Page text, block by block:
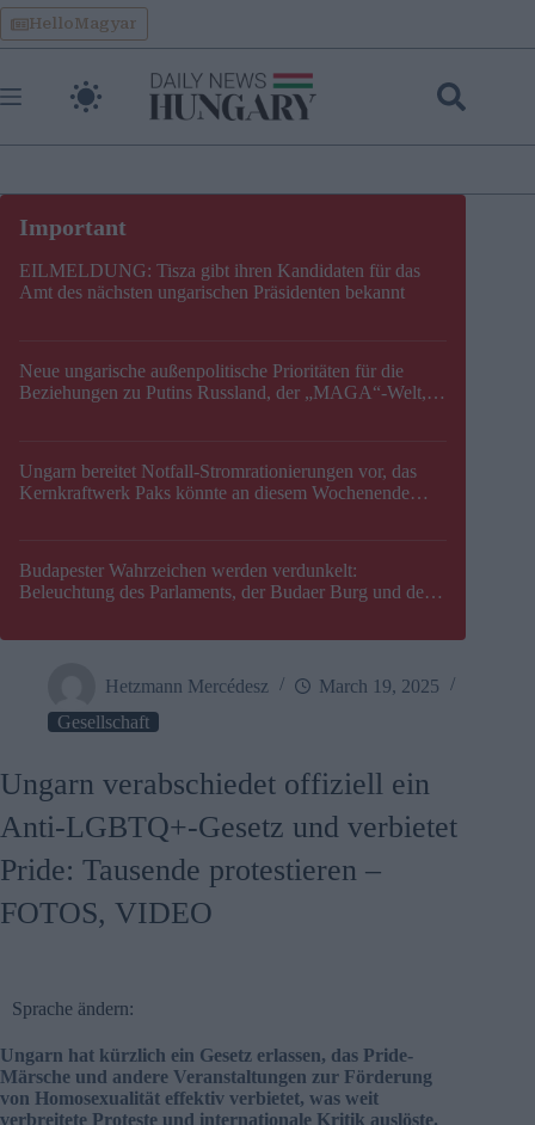
Skip
to
content
HelloMagyar
EILMELDUNG: Tisza gibt ihren Kandidaten für das
Amt des nächsten ungarischen Präsidenten bekannt
Neue ungarische außenpolitische Prioritäten für die
Beziehungen zu Putins Russland, der „MAGA“-Welt,
Ungarn bereitet Notfall-Stromrationierungen vor, das
Kernkraftwerk Paks könnte an diesem Wochenende
Budapester Wahrzeichen werden verdunkelt:
Beleuchtung des Parlaments, der Budaer Burg und der
Hetzmann Mercédesz
March 19, 2025
Gesellschaft
Ungarn verabschiedet offiziell ein
Anti-LGBTQ+-Gesetz und verbietet
Pride: Tausende protestieren –
FOTOS, VIDEO
Sprache ändern:
Ungarn hat kürzlich ein Gesetz erlassen, das Pride-
Märsche und andere Veranstaltungen zur Förderung
von Homosexualität effektiv verbietet, was weit
verbreitete Proteste und internationale Kritik auslöste.